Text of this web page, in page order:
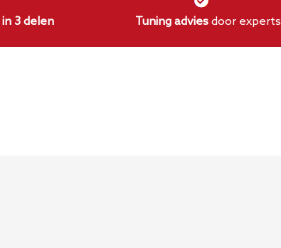
in 3 delen Tuning adviesdoor experts